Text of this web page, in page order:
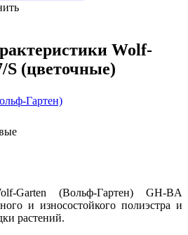
Wolf-
S (цветочные)
Гартен)
Garten (Вольф-Гартен) GH-BA
и износостойкого полиэстра и
растений.